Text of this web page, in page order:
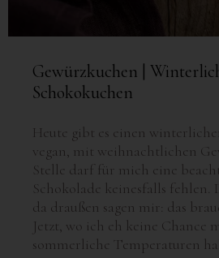
Gewürzkuchen |
Schokokuchen
Heute gibt es einen
vegan, mit weihnachtlichen
Stelle darf für mich eine
Schokolade keinesfalls fehlen.
da draußen sagen mir: das
Jetzt, wo ich eh keine Chance
sommerliche Temperaturen